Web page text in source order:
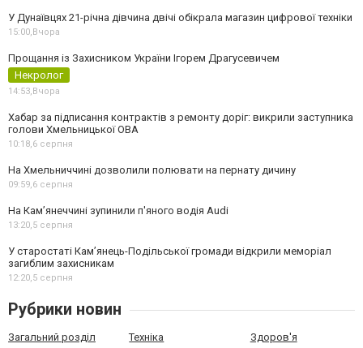
У Дунаївцях 21-річна дівчина двічі обікрала магазин цифрової техніки
15:00, Вчора
Прощання із Захисником України Ігорем Драгусевичем
Некролог
14:53, Вчора
Хабар за підписання контрактів з ремонту доріг: викрили заступника
голови Хмельницької ОВА
10:18, 6 серпня
На Хмельниччині дозволили полювати на пернату дичину
09:59, 6 серпня
На Камʼянеччині зупинили п'яного водія Audi
13:20, 5 серпня
У старостаті Кам’янець-Подільської громади відкрили меморіал
загиблим захисникам
12:20, 5 серпня
Рубрики новин
Загальний розділ Техніка Здоров'я